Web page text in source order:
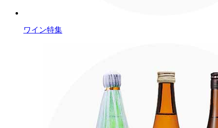
ワイン特集